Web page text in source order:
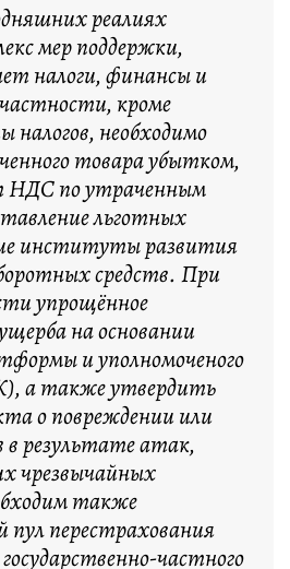
реалиях
мер поддержки,
налоги, финансы и
кроме
налогов, необходимо
товара убытком,
НДС по утраченным
льготных
институты развития
средств. При
упрощённое
на основании
и уполномоченого
а также утвердить
о повреждении или
результате атак,
чрезвычайных
также
пул перестрахования
частного